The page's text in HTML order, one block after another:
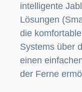
intelligente
Lösungen
die
Systems über
einen
der Ferne